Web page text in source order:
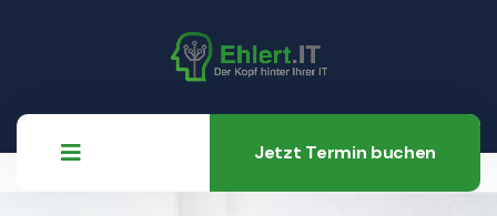
Jetzt Termin buchen